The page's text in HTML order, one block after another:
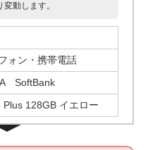
動します。
ォン・携帯電話
SoftBank
Plus 128GB イエロー